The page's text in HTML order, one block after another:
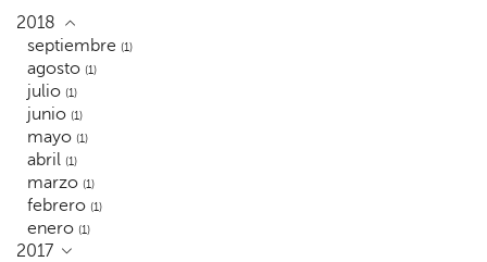
2018
septiembre (1)
agosto (1)
julio (1)
junio (1)
mayo (1)
abril (1)
marzo (1)
febrero (1)
enero (1)
2017